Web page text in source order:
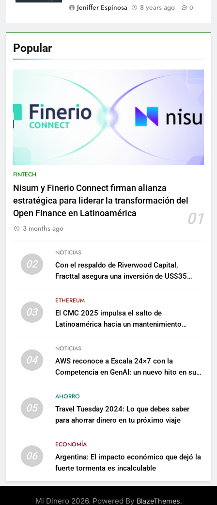
Jeniffer Espinosa
8 years ago 0
Popular
FINTECH
Nisum y Finerio Connect firman alianza
estratégica para liderar la transformación del
Open Finance en Latinoamérica
01
3 months ago
02
NOTICIAS
Con el respaldo de Riverwood Capital,
Fracttal asegura una inversión de US$35
03
ETHEREUM
El CMC 2025 impulsa el salto de
Latinoamérica hacia un mantenimiento
04
NOTICIAS
AWS reconoce a Escala 24×7 con la
Competencia en GenAI: un nuevo hito en su
05
AHORRO
Travel Tuesday 2024: Lo que debes saber
para ahorrar dinero en tu próximo viaje
06
ECONOMÍA
Argentina: El impacto económico que dejó la
fuerte tormenta es incalculable
Mi Dinero 2026. Powered By BlazeThemes.